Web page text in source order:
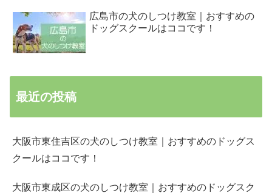
広島市の犬のしつけ教室｜おすすめの
ドッグスクールはココです！
最近の投稿
大阪市東住吉区の犬のしつけ教室｜おすすめのドッグス
クールはココです！
大阪市東成区の犬のしつけ教室｜おすすめのドッグスク